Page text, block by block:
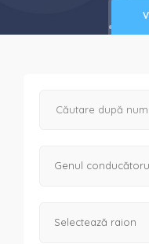
Genul
Selectează raion